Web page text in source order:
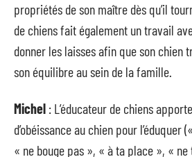
propriétés de son maître dès qu’il
de chiens fait également un travail
donner les laisses afin que son chien
son équilibre au sein de la famille.
Michel : L’éducateur de chiens
d’obéissance au chien pour l’éduquer
« ne bouge pas », « à ta place », «